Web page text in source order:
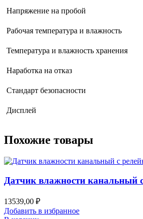
Напряжение на пробой
Рабочая температура и влажность
Температура и влажность хранения
Наработка на отказ
Стандарт безопасности
Дисплей
Похожие товары
Датчик влажности
13539,00 ₽
Добавить в избранное